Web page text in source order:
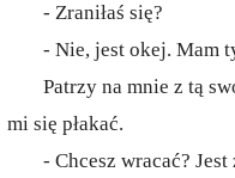
- Zraniłaś się?
- Nie, jest okej. Mam
Patrzy na mnie z tą
mi się płakać.
- Chcesz wracać? Jest